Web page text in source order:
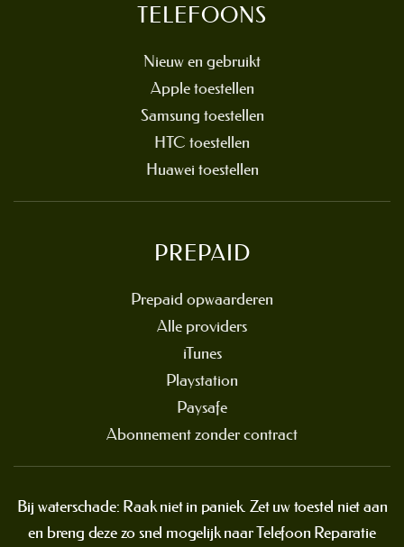
TELEFOONS
Nieuw en gebruikt
Apple toestellen
Samsung toestellen
HTC toestellen
Huawei toestellen
PREPAID
Prepaid opwaarderen
Alle providers
iTunes
Playstation
Paysafe
Abonnement zonder contract
Bij waterschade: Raak niet in paniek. Zet uw toestel niet aan
en breng deze zo snel mogelijk naar Telefoon Reparatie